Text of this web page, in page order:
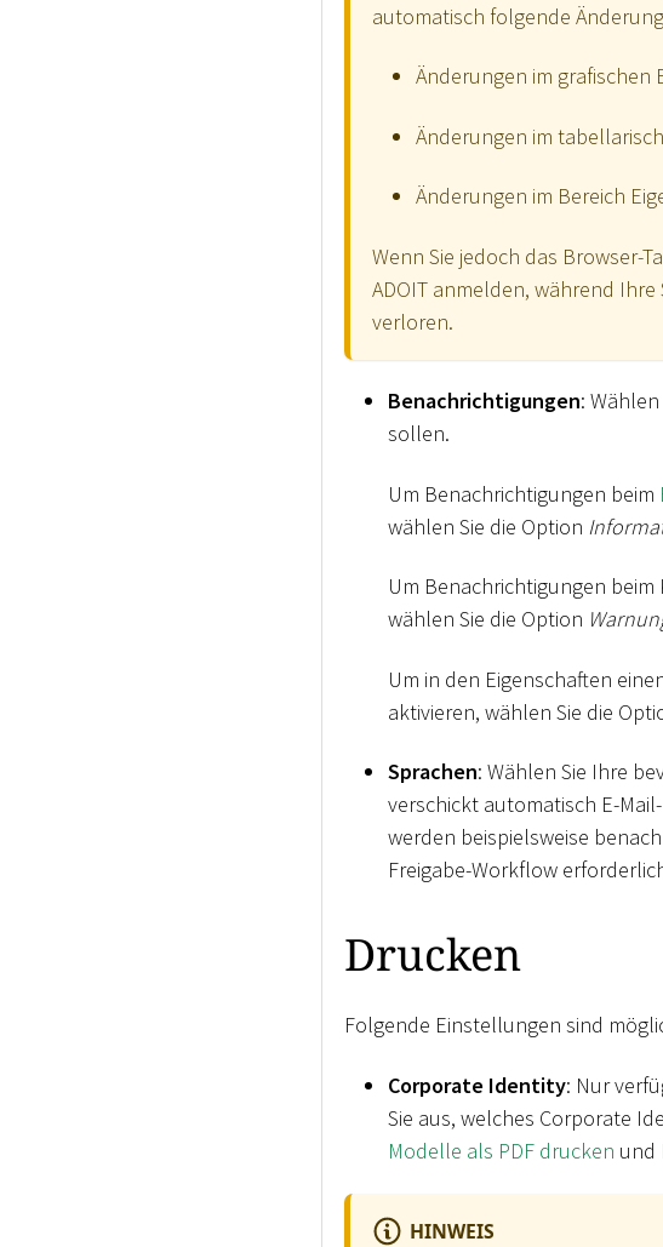
automatisch folgende
Änderungen im grafischen
Änderungen im
Änderungen im Bereich
Wenn Sie jedoch das Browser-
ADOIT anmelden, während
verloren.
Benachrichtigungen:
sollen.
Um Benachrichtigungen beim
wählen Sie die Option
Um Benachrichtigungen
wählen Sie die Option
Um in den Eigenschaften
aktivieren, wählen Sie die
Sprachen: Wählen Sie Ihre
verschickt automatisch E-
werden beispielsweise
Freigabe-Workflow
Drucken
Folgende Einstellungen sind
Corporate Identity: Nur
Sie aus, welches Corporate
Modelle als PDF drucken und
HINWEIS